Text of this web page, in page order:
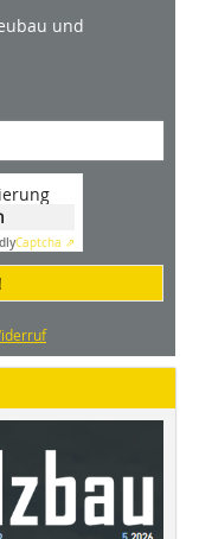
und
Captcha ⇗